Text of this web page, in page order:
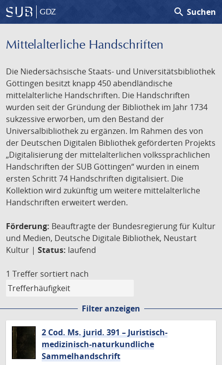
GDZ search Suchen
Mittelalterliche Handschriften
Die Niedersächsische Staats- und Universitätsbibliothek
Göttingen besitzt knapp 450 abendländische
mittelalterliche Handschriften. Die Handschriften
wurden seit der Gründung der Bibliothek im Jahr 1734
sukzessive erworben, um den Bestand der
Universalbibliothek zu ergänzen. Im Rahmen des von
der Deutschen Digitalen Bibliothek geförderten Projekts
„Digitalisierung der mittelalterlichen volkssprachlichen
Handschriften der SUB Göttingen“ wurden in einem
ersten Schritt 74 Handschriften digitalisiert. Die
Kollektion wird zukünftig um weitere mittelalterliche
Handschriften erweitert werden.
Förderung: Beauftragte der Bundesregierung für Kultur
und Medien, Deutsche Digitale Bibliothek, Neustart
Kultur | Status: laufend
1 Treffer sortiert nach
Filter anzeigen
2 Cod. Ms. jurid. 391 – Juristisch-
medizinisch-naturkundliche
Sammelhandschrift